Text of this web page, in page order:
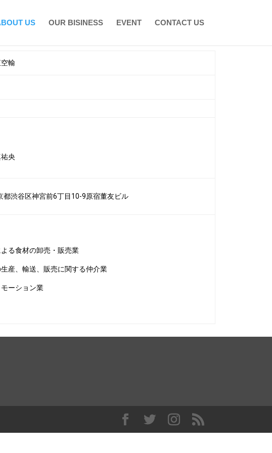
US OUR BISINESS EVENT CONTACT US
輸
央
渋谷区神宮前6丁目10-9原宿董友ビル
よる食材の卸売・販売業
生産、輸送、販売に関する仲介業
モーション業